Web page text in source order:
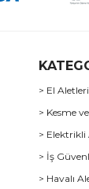
> El Aletleri
> Kesme
> Elektrikli
> İş
> Havalı